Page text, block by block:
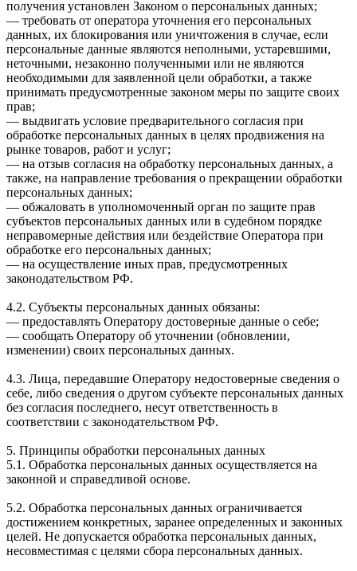
получения установлен Законом о персональных данных;
— требовать от оператора уточнения его персональных
данных, их блокирования или уничтожения в случае, если
персональные данные являются неполными, устаревшими,
неточными, незаконно полученными или не являются
необходимыми для заявленной цели обработки, а также
принимать предусмотренные законом меры по защите своих
прав;
— выдвигать условие предварительного согласия при
обработке персональных данных в целях продвижения на
рынке товаров, работ и услуг;
— на отзыв согласия на обработку персональных данных, а
также, на направление требования о прекращении обработки
персональных данных;
— обжаловать в уполномоченный орган по защите прав
субъектов персональных данных или в судебном порядке
неправомерные действия или бездействие Оператора при
обработке его персональных данных;
— на осуществление иных прав, предусмотренных
законодательством РФ.
4.2. Субъекты персональных данных обязаны:
— предоставлять Оператору достоверные данные о себе;
— сообщать Оператору об уточнении (обновлении,
изменении) своих персональных данных.
4.3. Лица, передавшие Оператору недостоверные сведения о
себе, либо сведения о другом субъекте персональных данных
без согласия последнего, несут ответственность в
соответствии с законодательством РФ.
5. Принципы обработки персональных данных
5.1. Обработка персональных данных осуществляется на
законной и справедливой основе.
5.2. Обработка персональных данных ограничивается
достижением конкретных, заранее определенных и законных
целей. Не допускается обработка персональных данных,
несовместимая с целями сбора персональных данных.